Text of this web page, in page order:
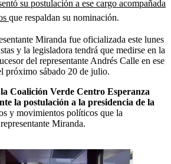
su postulación a ese cargo acompañada
que respaldan su nominación.
Miranda fue oficializada este lunes
y la legisladora tendrá que medirse en la
del representante Andrés Calle en ese
próximo sábado 20 de julio.
Coalición Verde Centro Esperanza
la postulación a la presidencia de la
y movimientos políticos que la
Miranda.